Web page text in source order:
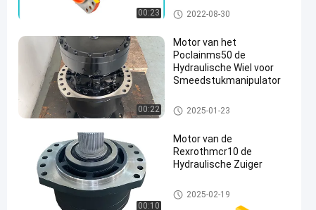
00:23 hydraulische zuigermotor
2022-08-30
00:22
Motor van het
Poclainms50 de
Hydraulische Wiel voor
Smeedstukmanipulator
hydraulische zuigermotor
2025-01-23
00:10
Motor van de
Rexrothmcr10 de
Hydraulische Zuiger
hydraulische zuigermotor
2025-02-19